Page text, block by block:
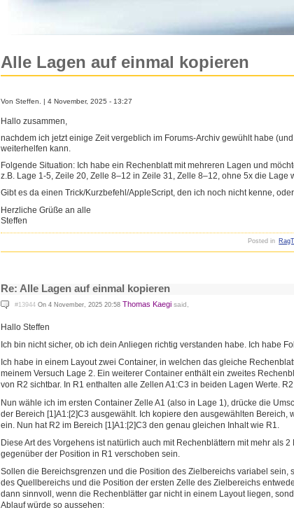
Alle Lagen auf einmal kopieren
Von Steffen. | 4 November, 2025 - 13:27
Hallo zusammen,
nachdem ich jetzt einige Zeit vergeblich im Forums-Archiv gewühlt habe
weiterhelfen kann.
Folgende Situation: Ich habe ein Rechenblatt mit mehreren Lagen und
z.B. Lage 1-5, Zeile 20, Zelle 8–12 in Zeile 31, Zelle 8–12, ohne 5x die
Gibt es da einen Trick/Kurzbefehl/AppleScript, den ich noch nicht kenne,
Herzliche Grüße an alle
Steffen
Posted in
Re: Alle Lagen auf einmal kopieren
#13944 On 4 November, 2025 20:58 Thomas Kaegi said,
Hallo Steffen
Ich bin nicht sicher, ob ich dein Anliegen richtig verstanden habe. Ich habe
Ich habe in einem Layout zwei Container, in welchen das gleiche
meinem Versuch Lage 2. Ein weiterer Container enthält ein zweites
von R2 sichtbar. In R1 enthalten alle Zellen A1:C3 in beiden Lagen Werte. R2
Nun wähle ich im ersten Container Zelle A1 (also in Lage 1), drücke die
der Bereich [1]A1:[2]C3 ausgewählt. Ich kopiere den ausgewählten
ein. Nun hat R2 im Bereich [1]A1:[2]C3 den genau gleichen Inhalt wie R1.
Diese Art des Vorgehens ist natürlich auch mit Rechenblättern mit mehr als
gegenüber der Position in R1 verschoben sein.
Sollen die Bereichsgrenzen und die Position des Zielbereichs variabel
des Quellbereichs und die Position der ersten Zelle des Zielbereichs
dann sinnvoll, wenn die Rechenblätter gar nicht in einem Layout liegen,
Ablauf würde so aussehen: